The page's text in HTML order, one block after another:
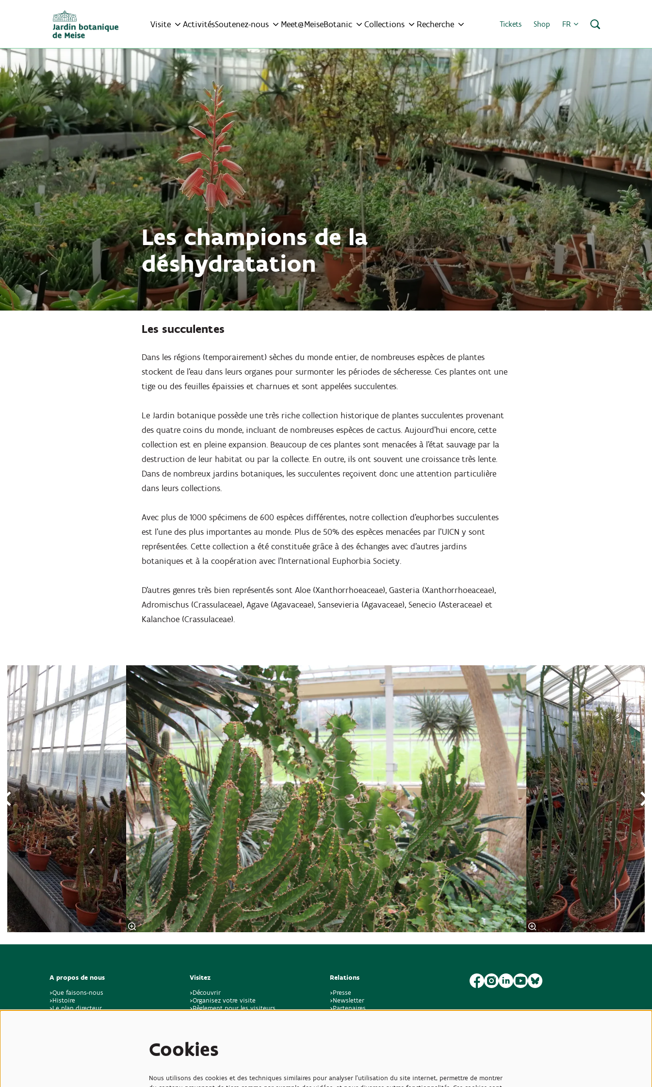
Visite ActivitésSoutenez-nous Meet@MeiseBotanic Collections Recherche Tickets Shop FR
Les champions de la
déshydratation
Les succulentes
Dans les régions (temporairement) sèches du monde entier, de nombreuses espèces de plantes
stockent de l'eau dans leurs organes pour surmonter les périodes de sécheresse. Ces plantes ont une
tige ou des feuilles épaissies et charnues et sont appelées succulentes.
Le Jardin botanique possède une très riche collection historique de plantes succulentes provenant
des quatre coins du monde, incluant de nombreuses espèces de cactus. Aujourd'hui encore, cette
collection est en pleine expansion. Beaucoup de ces plantes sont menacées à l'état sauvage par la
destruction de leur habitat ou par la collecte. En outre, ils ont souvent une croissance très lente.
Dans de nombreux jardins botaniques, les succulentes reçoivent donc une attention particulière
dans leurs collections.
Avec plus de 1000 spécimens de 600 espèces différentes, notre collection d'euphorbes succulentes
est l'une des plus importantes au monde. Plus de 50% des espèces menacées par l'UICN y sont
représentées. Cette collection a été constituée grâce à des échanges avec d'autres jardins
botaniques et à la coopération avec l’International Euphorbia Society.
D'autres genres très bien représentés sont Aloe (Xanthorrhoeaceae), Gasteria (Xanthorrhoeaceae),
Adromischus (Crassulaceae), Agave (Agavaceae), Sansevieria (Agavaceae), Senecio (Asteraceae) et
Kalanchoe (Crassulaceae).
Passer
Zoomer
A propos de nous
>Que faisons-nous
>Histoire
>Le plan directeur
Visitez
>Découvrir
>Organisez votre visite
>Règlement pour les visiteurs
Relations
>Presse
>Newsletter
>Partenaires
Cookies
Nous utilisons des cookies et des techniques similaires pour analyser l'utilisation du site internet, permettre de montrer